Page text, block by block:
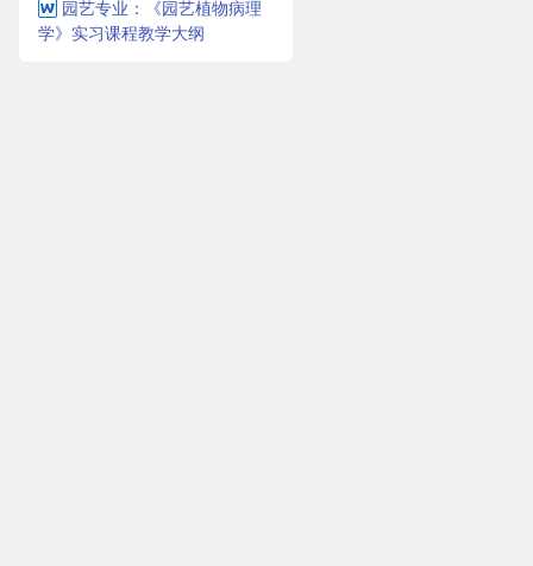
园艺专业：《园艺植物病理
学》实习课程教学大纲